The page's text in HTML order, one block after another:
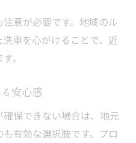
意が必要です。地域のル
車を心がけることで、近
。
安心感
保できない場合は、地元
有効な選択肢です。プロ